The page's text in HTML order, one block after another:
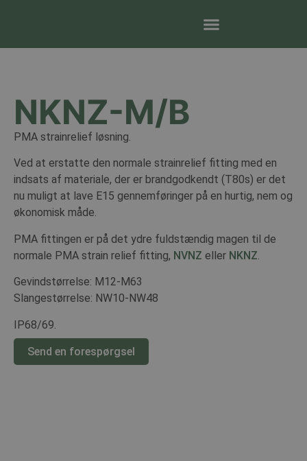
NKNZ-M/B
PMA strainrelief løsning.
Ved at erstatte den normale strainrelief fitting med en
indsats af materiale, der er brandgodkendt (T80s) er det
nu muligt at lave E15 gennemføringer på en hurtig, nem og
økonomisk måde.
PMA fittingen er på det ydre fuldstændig magen til de
normale PMA strain relief fitting, NVNZ eller NKNZ
Gevindstørrelse: M12-M63
Slangestørrelse: NW10-NW48
IP68/69.
Send en forespørgsel